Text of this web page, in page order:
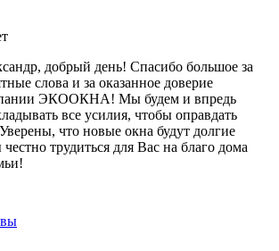
добрый день! Спасибо большое за
слова и за оказанное доверие
ЭКООКНА! Мы будем и впредь
все усилия, чтобы оправдать
что новые окна будут долгие
трудиться для Вас на благо дома